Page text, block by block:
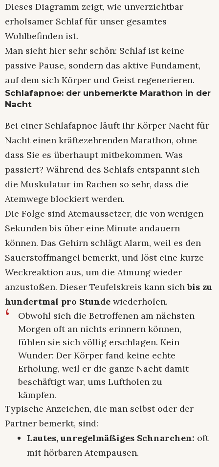
Dieses Diagramm zeigt, wie unverzichtbar
erholsamer Schlaf für unser gesamtes
Wohlbefinden ist.
Man sieht hier sehr schön: Schlaf ist keine
passive Pause, sondern das aktive Fundament,
auf dem sich Körper und Geist regenerieren.
Schlafapnoe: der unbemerkte Marathon in der
Nacht
Bei einer Schlafapnoe läuft Ihr Körper Nacht für
Nacht einen kräftezehrenden Marathon, ohne
dass Sie es überhaupt mitbekommen. Was
passiert? Während des Schlafs entspannt sich
die Muskulatur im Rachen so sehr, dass die
Atemwege blockiert werden.
Die Folge sind Atemaussetzer, die von wenigen
Sekunden bis über eine Minute andauern
können. Das Gehirn schlägt Alarm, weil es den
Sauerstoffmangel bemerkt, und löst eine kurze
Weckreaktion aus, um die Atmung wieder
anzustoßen. Dieser Teufelskreis kann sichbis zu
hundertmal pro Stunde wiederholen.
Obwohl sich die Betroffenen am nächsten
Morgen oft an nichts erinnern können,
fühlen sie sich völlig erschlagen. Kein
Wunder: Der Körper fand keine echte
Erholung, weil er die ganze Nacht damit
beschäftigt war, ums Luftholen zu
kämpfen.
Typische Anzeichen, die man selbst oder der
Partner bemerkt, sind:
Lautes, unregelmäßiges Schnarchen: oft
mit hörbaren Atempausen.